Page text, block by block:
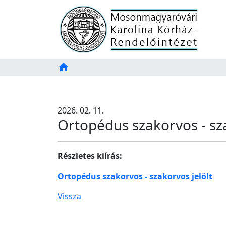
Főoldal
home
TAB
2026. 02. 11.
Ortopédus szakorvos -
Részletes kiírás:
Ortopédus szakorvos - szakorvos jelölt
Vissza